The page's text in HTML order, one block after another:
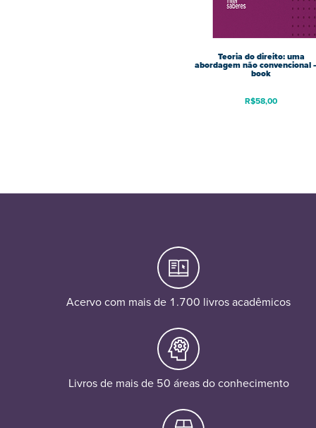
Teoria do direito: uma
abordagem não convencional
book
R$58,00
Acervo com mais de 1.700 livros acadêmicos
Livros de mais de 50 áreas do conhecimento